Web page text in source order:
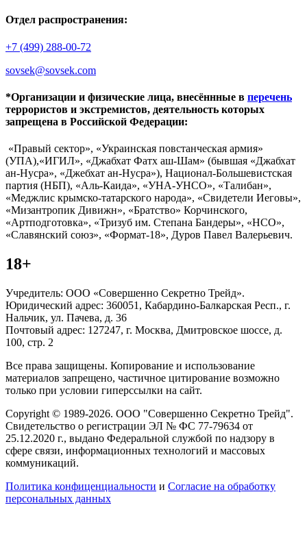
Отдел распространения:
+7 (499) 288-00-72
sovsek@sovsek.com
*Организации и физические лица, внесённные в перечень
террористов и экстремистов, деятельность которых
запрещена в Российской Федерации:
«Правый сектор», «Украинская повстанческая армия»
(УПА),«ИГИЛ», «Джабхат Фатх аш-Шам» (бывшая «Джабхат
ан-Нусра», «Джебхат ан-Нусра»), Национал-Большевистская
партия (НБП), «Аль-Каида», «УНА-УНСО», «Талибан»,
«Меджлис крымско-татарского народа», «Свидетели Иеговы»,
«Мизантропик Дивижн», «Братство» Корчинского,
«Артподготовка», «Тризуб им. Степана Бандеры», «НСО»,
«Славянский союз», «Формат-18», Дуров Павел Валерьевич.
18+
Учредитель: ООО «Совершенно Секретно Трейд».
Юридический адрес: 360051, Кабардино-Балкарская Респ., г.
Нальчик, ул. Пачева, д. 36
Почтовый адрес: 127247, г. Москва, Дмитровское шоссе, д.
100, стр. 2
Все права защищены. Копирование и использование
материалов запрещено, частичное цитирование возможно
только при условии гиперссылки на сайт.
Copyright © 1989-2026. ООО "Совершенно Секретно Трейд".
Свидетельство о регистрации ЭЛ № ФС 77-79634 от
25.12.2020 г., выдано Федеральной службой по надзору в
сфере связи, информационных технологий и массовых
коммуникаций.
Политика конфиценциальности и Согласие на обработку
персональных данных